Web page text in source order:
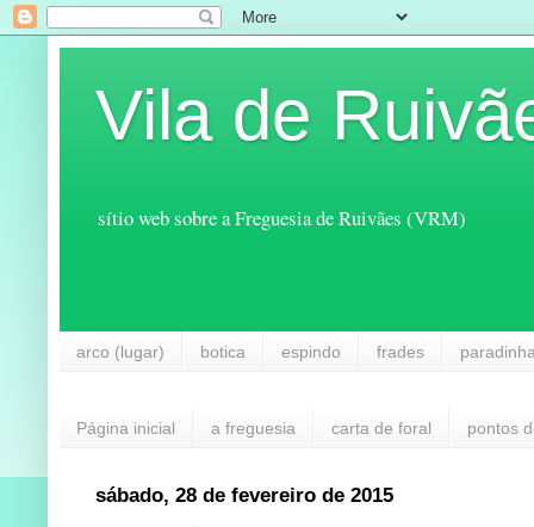
Vila de
sítio web sobre a Freguesia de Ruivães (VRM)
arco (lugar) botica espindo frades
Página inicial a freguesia carta de foral pontos
sábado, 28 de fevereiro de 2015